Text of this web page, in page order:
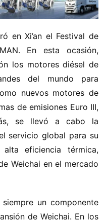
en Xi’an el Festival de
En esta ocasión,
los motores diésel de
del mundo para
nuevos motores de
de emisiones Euro III,
se llevó a cabo la
servicio global para su
eficiencia térmica,
Weichai en el mercado
un componente
de Weichai. En los